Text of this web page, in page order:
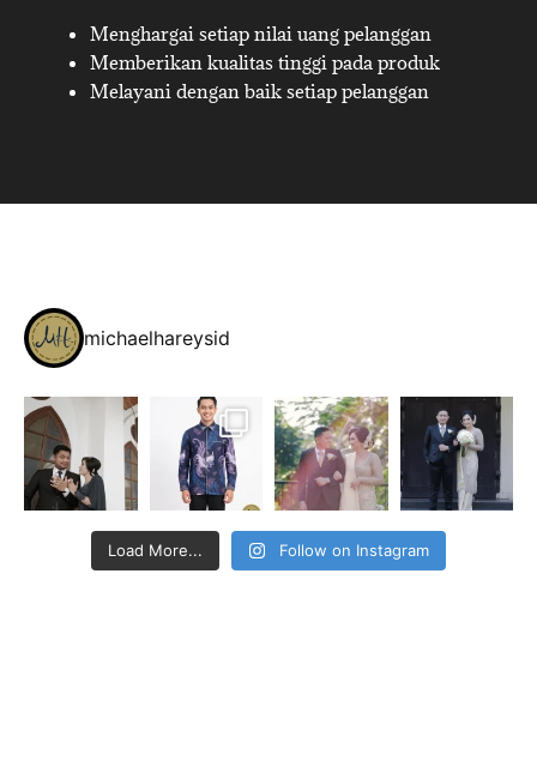
Menghargai setiap nilai uang pelanggan
Memberikan kualitas tinggi pada produk
Melayani dengan baik setiap pelanggan
michaelhareysid
Load More... Follow on Instagram